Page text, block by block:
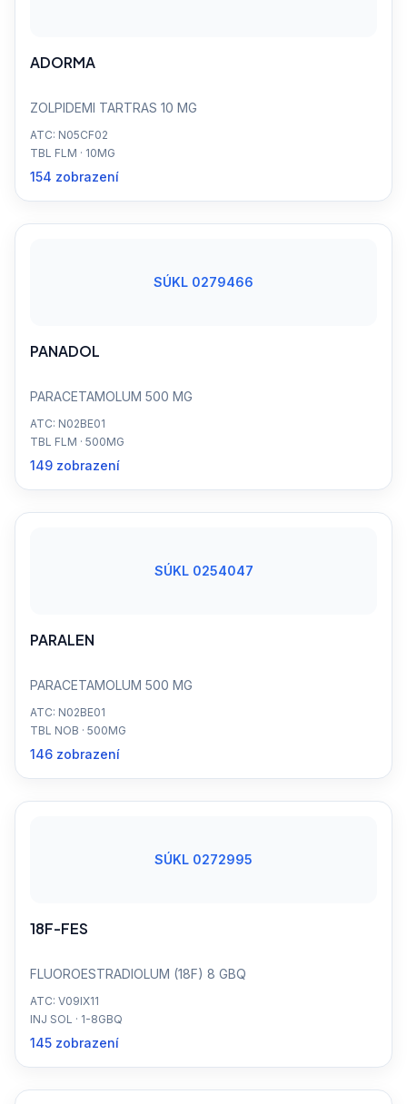
ADORMA
ZOLPIDEMI TARTRAS 10 MG
ATC: N05CF02
TBL FLM · 10MG
154 zobrazení
SÚKL 0279466
PANADOL
PARACETAMOLUM 500 MG
ATC: N02BE01
TBL FLM · 500MG
149 zobrazení
SÚKL 0254047
PARALEN
PARACETAMOLUM 500 MG
ATC: N02BE01
TBL NOB · 500MG
146 zobrazení
SÚKL 0272995
18F-FES
FLUOROESTRADIOLUM (18F) 8 GBQ
ATC: V09IX11
INJ SOL · 1-8GBQ
145 zobrazení